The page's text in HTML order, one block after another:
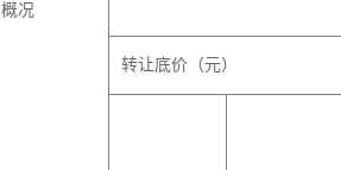
概况
转让底价（元）